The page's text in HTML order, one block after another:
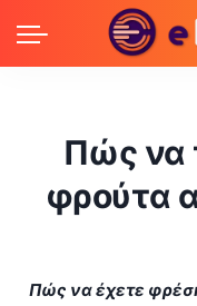
Πώς να
φρούτα
Πώς να έχετε